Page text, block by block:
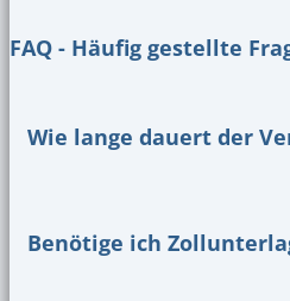
FAQ - Häufig gestellte
Wie lange dauert der
Benötige ich